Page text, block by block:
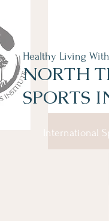
Healthy Living With
NORTH
SPORTS
International